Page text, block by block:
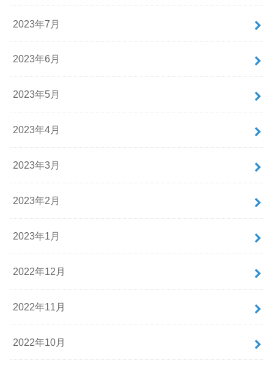
2023年7月
2023年6月
2023年5月
2023年4月
2023年3月
2023年2月
2023年1月
2022年12月
2022年11月
2022年10月